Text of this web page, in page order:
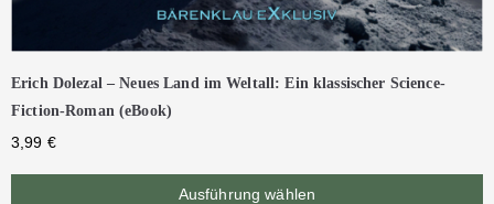
Erich Dolezal – Neues Land im Weltall: Ein klassischer Science-
Fiction-Roman (eBook)
3,99 €
Ausführung wählen